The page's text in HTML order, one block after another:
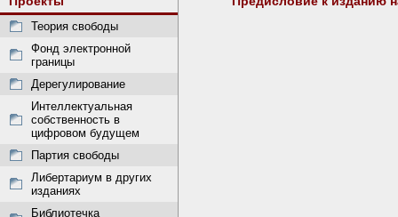
Теория свободы
Фонд электронной
границы
Дерегулирование
Интеллектуальная
собственность в
цифровом будущем
Партия свободы
Либертариум в других
изданиях
Библиотечка